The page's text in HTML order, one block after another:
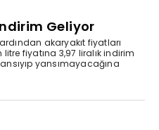
Geliyor
akaryakıt fiyatları
fiyatına 3,97 liralık indirim
yansımayacağına